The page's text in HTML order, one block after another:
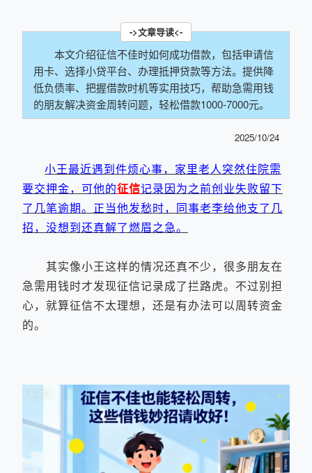
本文介绍征信不佳时如何成功借款，包括申请信
用卡、选择小贷平台、办理抵押贷款等方法。提供降
低负债率、把握借款时机等实用技巧，帮助急需用钱
的朋友解决资金周转问题，轻松借款1000-7000元。
2025/10/24
小王最近遇到件烦心事，家里老人突然住院需
要交押金，可他的征信记录因为之前创业失败留下
了几笔逾期。正当他发愁时，同事老李给他支了几
招，没想到还真解了燃眉之急。
其实像小王这样的情况还真不少，很多朋友在
急需用钱时才发现征信记录成了拦路虎。不过别担
心，就算征信不太理想，还是有办法可以周转资金
的。